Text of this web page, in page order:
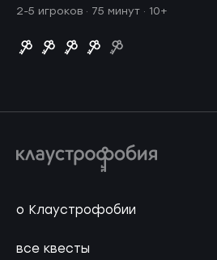
2-5 игроков · 75 минут · 10+
о Клаустрофобии
все квесты